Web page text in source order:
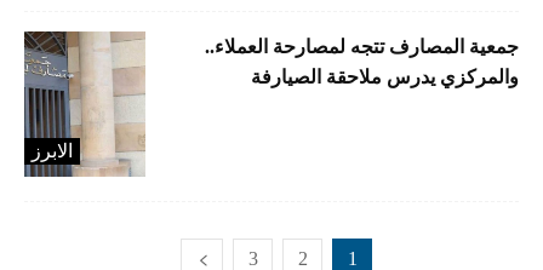
الابرز
​جمعية المصارف تتجه لمصارحة العملاء..
والمركزي يدرس ملاحقة الصيارفة
1
2
3